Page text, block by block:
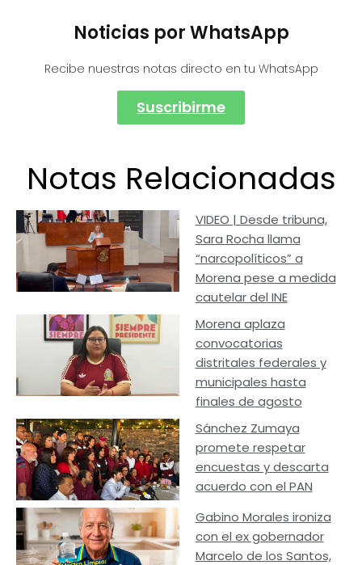
Noticias por WhatsApp
Recibe nuestras notas directo en tu WhatsApp
Suscribirme
Notas Relacionadas
VIDEO | Desde tribuna,
Sara Rocha llama
“narcopolíticos” a
Morena pese a medida
cautelar del INE
Morena aplaza
convocatorias
distritales federales y
municipales hasta
finales de agosto
Sánchez Zumaya
promete respetar
encuestas y descarta
acuerdo con el PAN
Gabino Morales ironiza
con el ex gobernador
Marcelo de los Santos,